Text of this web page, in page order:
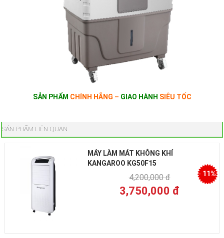
SẢN PHẨM CHÍNH HÃNG – GIAO HÀNH SIÊU TỐC
SẢN PHẨM LIÊN QUAN
MÁY LÀM MÁT KHÔNG KHÍ
KANGAROO KG50F15
- 11%
4,200,000 đ
3,750,000 đ